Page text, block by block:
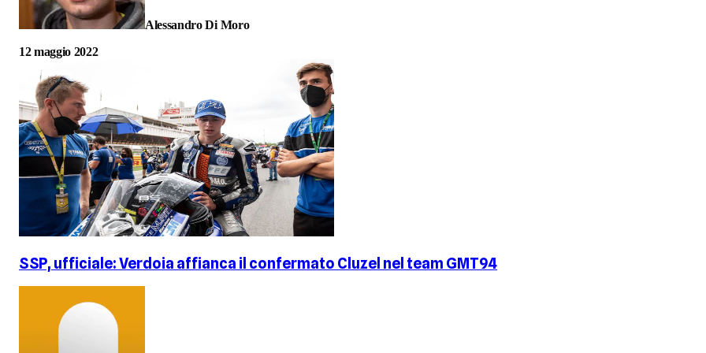
Alessandro Di Moro
12 maggio 2022
SSP, ufficiale: Verdoia affianca il confermato Cluzel nel team GMT94